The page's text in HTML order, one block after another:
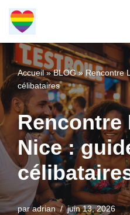
Aller
au
contenu
Accueil»BLOG» Rencontre
célibataires
Rencontre
Nice :
paradrian juin 13, 2026